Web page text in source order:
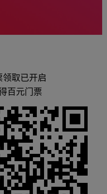
领取已开启
百元门票